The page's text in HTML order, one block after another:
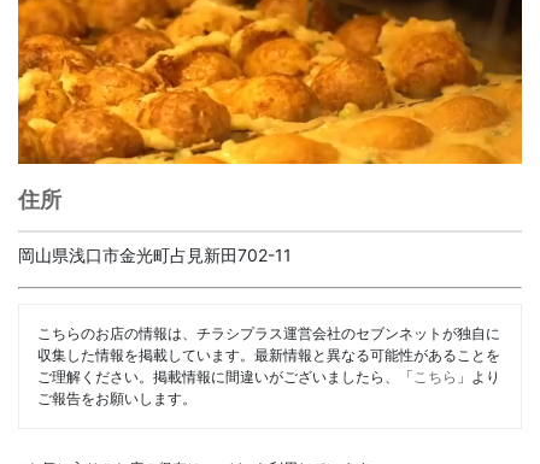
住所
岡山県浅口市金光町占見新田702-11
こちらのお店の情報は、チラシプラス運営会社のセブンネットが独自に
収集した情報を掲載しています。最新情報と異なる可能性があることを
ご理解ください。掲載情報に間違いがございましたら、「 こちら 」より
ご報告をお願いします。